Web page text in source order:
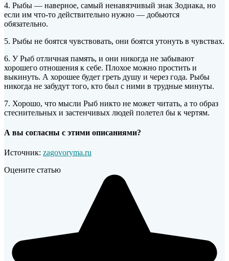
4. Рыбы — наверное, самый ненавязчивый знак Зодиака, но
если им что-то действительно нужно — добьются
обязательно.
5. Рыбы не боятся чувствовать, они боятся утонуть в чувствах.
6. У Рыб отличная память, и они никогда не забывают
хорошего отношения к себе. Плохое можно простить и
выкинуть. А хорошее будет греть душу и через года. Рыбы
никогда не забудут того, кто был с ними в трудные минуты.
7. Хорошо, что мысли Рыб никто не может читать, а то образ
стеснительных и застенчивых людей полетел бы к чертям.
А вы согласны с этими описаниями?
Источник: zagovoryma.ru
Оцените статью